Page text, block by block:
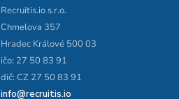
Recruitis.io s.r.o.
Chmelova 357
Hradec Králové 500 03
ičo: 27 50 83 91
dič: CZ 27 50 83 91
info@recruitis.io